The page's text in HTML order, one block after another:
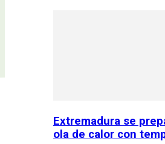
Extremadura se
ola de calor con